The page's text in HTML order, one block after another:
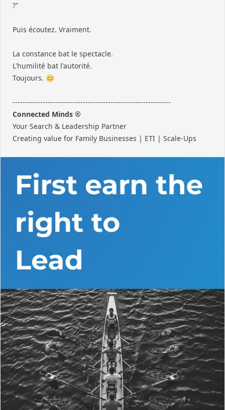
?"
Puis écoutez. Vraiment.
La constance bat le spectacle.
L'humilité bat l'autorité.
Toujours. 😊
---------------------------------------------------------------
Connected Minds ®
Your Search & Leadership Partner
Creating value for Family Businesses | ETI | Scale-Ups